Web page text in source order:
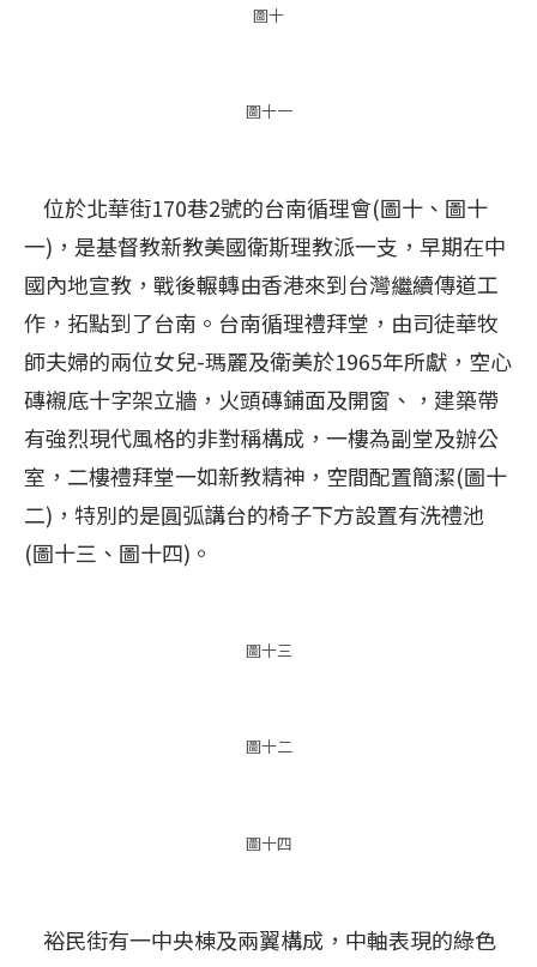
圖十
圖十一
位於北華街170巷2號的台南循理會(圖十、圖十
一)，是基督教新教美國衛斯理教派一支，早期在中
國內地宣教，戰後輾轉由香港來到台灣繼續傳道工
作，拓點到了台南。台南循理禮拜堂，由司徒華牧
師夫婦的兩位女兒-瑪麗及衛美於1965年所獻，空心
磚襯底十字架立牆，火頭磚鋪面及開窗、，建築帶
有強烈現代風格的非對稱構成，一樓為副堂及辦公
室，二樓禮拜堂一如新教精神，空間配置簡潔(圖十
二)，特別的是圓弧講台的椅子下方設置有洗禮池
(圖十三、圖十四)。
圖十三
圖十二
圖十四
裕民街有一中央棟及兩翼構成，中軸表現的綠色